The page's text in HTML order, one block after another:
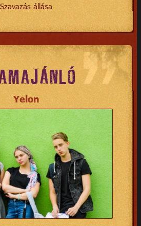
Szavazás állása
Yelon